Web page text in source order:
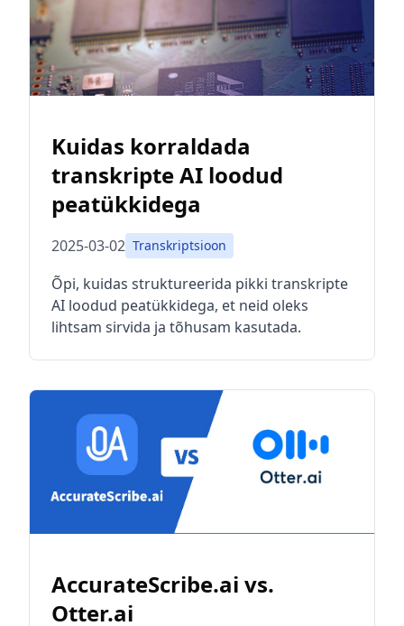
Kuidas korraldada
transkripte AI loodud
peatükkidega
2025-03-02 Transkriptsioon
Õpi, kuidas struktureerida pikki transkripte
AI loodud peatükkidega, et neid oleks
lihtsam sirvida ja tõhusam kasutada.
AccurateScribe.ai vs.
Otter.ai